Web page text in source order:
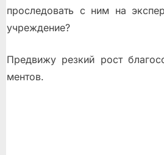
проследовать с ним на
учреждение?
Предвижу резкий рост
ментов.